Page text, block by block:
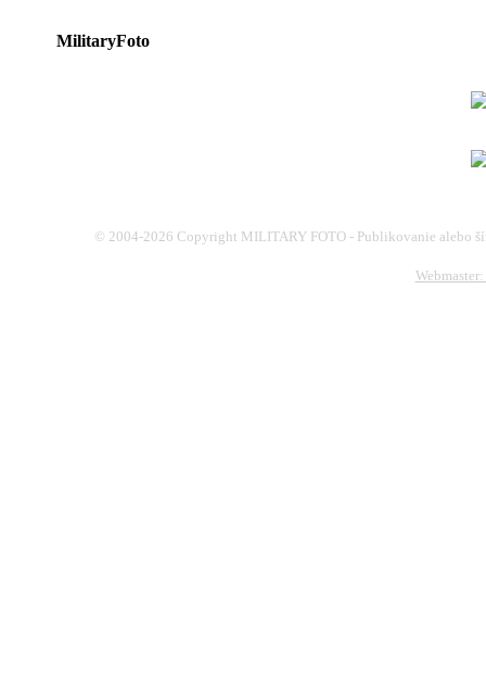
MilitaryFoto
© 2004-2026 Copyright MILITARY FOTO - Publikovanie alebo